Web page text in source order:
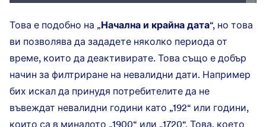
Това е подобно на „Начална и крайна дата“, но това
ви позволява да зададете няколко периода от
време, които да деактивирате. Това също е добър
начин за филтриране на невалидни дати. Например
бих искал да принудя потребителите да не
въвеждат невалидни години като „192“ или години,
които са в миналото „1900“ или „1720“. Това, което